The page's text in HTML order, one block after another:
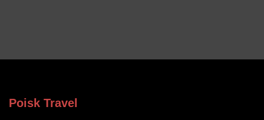
Poisk Travel